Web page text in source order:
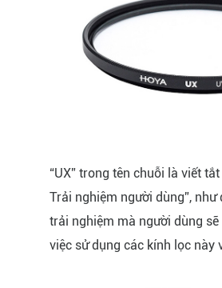
“UX” trong tên chuỗi là viết
Trải nghiệm người dùng”,
trải nghiệm mà người dùng
việc sử dụng các kính lọc này